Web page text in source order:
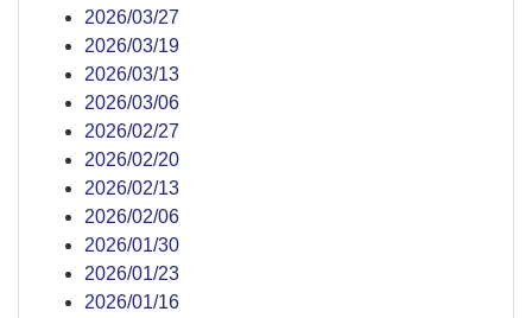
2026/03/27
2026/03/19
2026/03/13
2026/03/06
2026/02/27
2026/02/20
2026/02/13
2026/02/06
2026/01/30
2026/01/23
2026/01/16